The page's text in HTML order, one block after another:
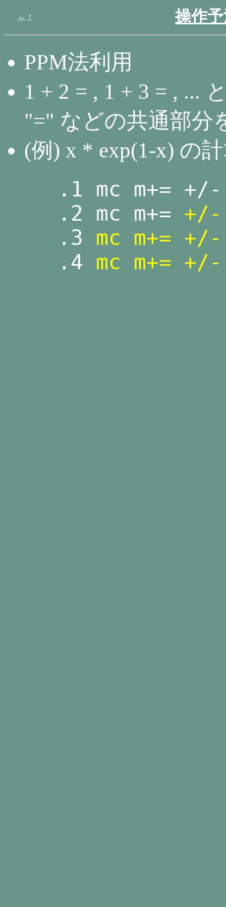
← ↑ 操作
PPM法利用
1 + 2 = , 1 + 3 = , ...
"=" などの共通部分
(例) x * exp(1-x) の
.1 mc m+=
.2 mc m+= +/-
.3 mc m+=
.4 mc m+=